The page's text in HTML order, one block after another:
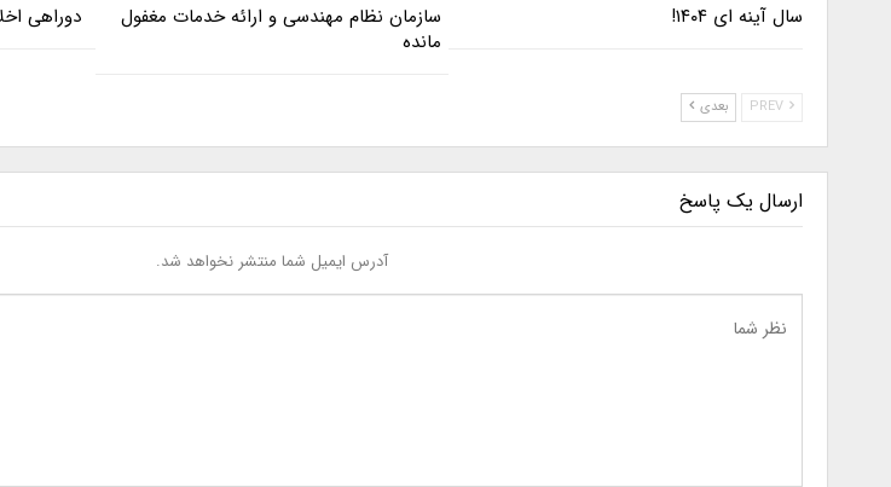
سال آینه ای ۱۴۰۴!
سازمان نظام مهندسی و ارائه خدمات مغفول
مانده
دوراهی
بعدی
ارسال یک پاسخ
آدرس ایمیل شما منتشر نخواهد شد.